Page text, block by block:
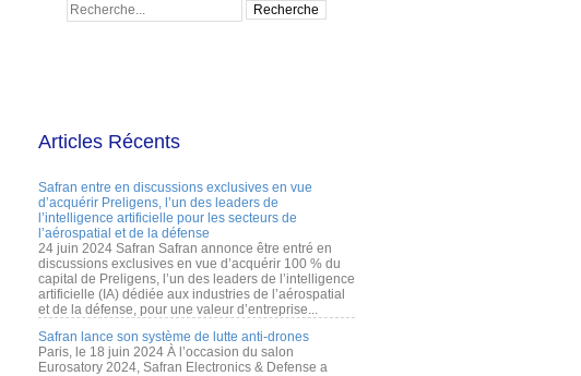
Articles Récents
Safran entre en discussions exclusives en vue
d’acquérir Preligens, l’un des leaders de
l’intelligence artificielle pour les secteurs de
l’aérospatial et de la défense
24 juin 2024 Safran Safran annonce être entré en
discussions exclusives en vue d’acquérir 100 % du
capital de Preligens, l’un des leaders de l’intelligence
artificielle (IA) dédiée aux industries de l’aérospatial
et de la défense, pour une valeur d’entreprise...
Safran lance son système de lutte anti-drones
Paris, le 18 juin 2024 À l’occasion du salon
Eurosatory 2024, Safran Electronics & Defense a